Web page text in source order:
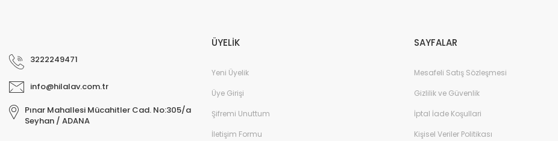
3222249471
info@hilalav.com.tr
Pınar Mahallesi Mücahitler Cad. No:305/a
Seyhan / ADANA
ÜYELİK
Yeni Üyelik
Üye Girişi
Şifremi Unuttum
İletişim Formu
SAYFALAR
Mesafeli Satış Sözleşmesi
Gizlilik ve Güvenlik
İptal İade Koşullari
Kişisel Veriler Politikası